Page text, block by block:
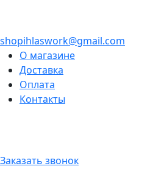
shopihlaswork@gmail.com
О магазине
Доставка
Оплата
Контакты
Заказать звонок